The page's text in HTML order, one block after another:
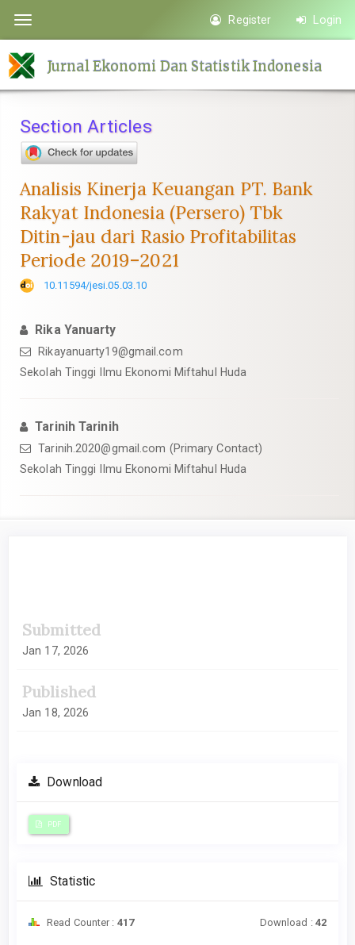
to
page
content
Navigation
Main
Sidebar
Toggle
Register Login
Jurnal Ekonomi Dan Statistik Indonesia
Section Articles
Analisis Kinerja Keuangan PT. Bank
Rakyat Indonesia (Persero) Tbk
Ditin-jau dari Rasio Profitabilitas
Periode 2019–2021
10.11594/jesi.05.03.10
Rika Yanuarty
Rikayanuarty19@gmail.com
Sekolah Tinggi Ilmu Ekonomi Miftahul Huda
Tarinih Tarinih
Tarinih.2020@gmail.com (Primary Contact)
Sekolah Tinggi Ilmu Ekonomi Miftahul Huda
Submitted
Jan 17, 2026
Published
Jan 18, 2026
Download
PDF
Statistic
Read Counter : 417 Download : 42